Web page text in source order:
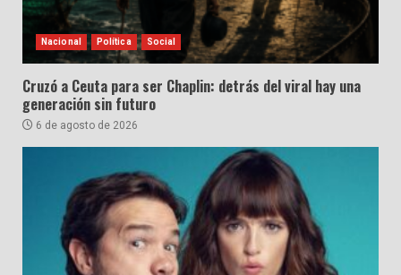
Nacional Política Social
Cruzó a Ceuta para ser Chaplin: detrás del viral hay una
generación sin futuro
6 de agosto de 2026